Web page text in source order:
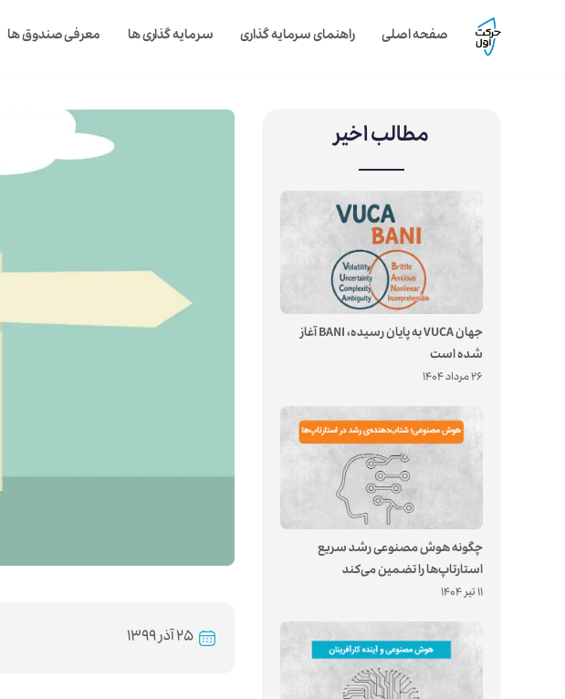
صفحه اصلی راهنمای سرمایه گذاری سرمایه گذاری ها معرفی صندوق ها
مطالب اخیر
جهان VUCA به پایان رسیده، BANI آغاز
شده است
26 مرداد 1404
چگونه هوش مصنوعی رشد سریع
استارتاپ‌ها را تضمین می‌کند
11 تیر 1404
۲۵ آذر ۱۳۹۹